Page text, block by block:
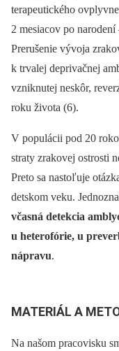
terapeutického
2 mesiacov po
Prerušenie vývoja
k trvalej deprivačnej
vzniknutej neskôr,
roku života (6).
V populácii pod 20
straty zrakovej ostrosti
Preto sa nastoľuje
detskom veku.
včasná detekcia
u heterofórie, u
nápravu.
MATERIÁL A
Na našom pracovisku